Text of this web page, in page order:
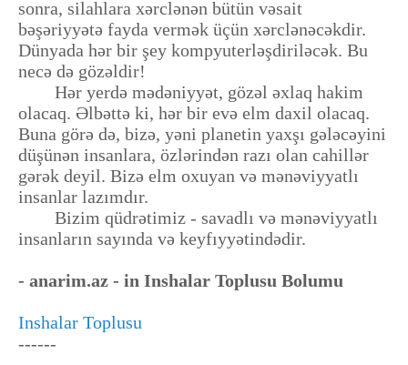
sonra, silahlara xərclənən bütün vəsait
bəşəriyyətə fayda vermək üçün xərclənəcəkdir.
Dünyada hər bir şey kompyuterləşdiriləcək. Bu
necə də gözəldir!
Hər yerdə mədəniyyət, gözəl əxlaq hakim
olacaq. Əlbəttə ki, hər bir evə elm daxil olacaq.
Buna görə də, bizə, yəni planetin yaxşı gələcəyini
düşünən insanlara, özlərindən razı olan cahillər
gərək deyil. Bizə elm oxuyan və mənəviyyatlı
insanlar lazımdır.
Bizim qüdrətimiz - savadlı və mənəviyyatlı
insanların sayında və keyfıyyətindədir.
- anarim.az - in Inshalar Toplusu Bolumu
Inshalar Toplusu
------